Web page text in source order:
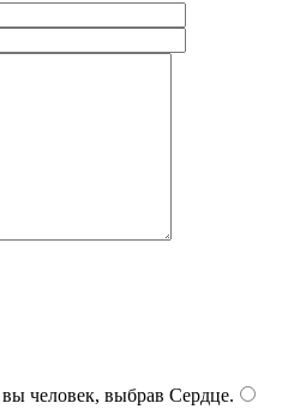
человек, выбрав Сердце.